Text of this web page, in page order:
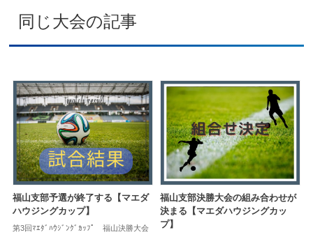
同じ大会の記事
福山支部予選が終了する【マエダ
ハウジングカップ】
第3回ﾏｴﾀﾞﾊｳｼﾞﾝｸﾞｶｯﾌﾟ 福山決勝大会
福山支部決勝大会の組み合わせが
決まる【マエダハウジングカッ
プ】